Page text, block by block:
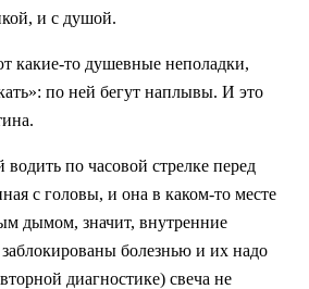
и с душой.
какие-то душевные неполадки,
по ней бегут наплывы. И это
по часовой стрелке перед
с головы, и она в каком-то месте
дымом, значит, внутренние
болезнью и их надо
диагностике) свеча не